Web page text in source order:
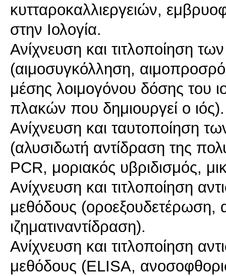
κυτταροκαλλιεργειών,
στην Ιολογία.
Ανίχνευση και τιτλοποίηση
(αιμοσυγκόλληση,
μέσης λοιμογόνου δόσης του
πλακών που δημιουργεί ο ιός).
Ανίχνευση και ταυτοποίηση
(αλυσιδωτή αντίδραση της
PCR, μοριακός υβριδισμός,
Ανίχνευση και τιτλοποίηση
μεθόδους (οροεξουδετέρωση,
ιζηματιναντίδραση).
Ανίχνευση και τιτλοποίηση
μεθόδους (ELISΑ,